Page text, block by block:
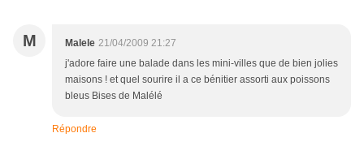
M Malele 21/04/2009 21:27
j'adore faire une balade dans les mini-villes que de bien jolies
maisons ! et quel sourire il a ce bénitier assorti aux poissons
bleus Bises de Malélé
Répondre